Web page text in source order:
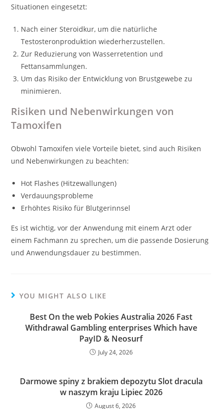
Situationen eingesetzt:
Nach einer Steroidkur, um die natürliche
Testosteronproduktion wiederherzustellen.
Zur Reduzierung von Wasserretention und
Fettansammlungen.
Um das Risiko der Entwicklung von Brustgewebe zu
minimieren.
Risiken und Nebenwirkungen von
Tamoxifen
Obwohl Tamoxifen viele Vorteile bietet, sind auch Risiken
und Nebenwirkungen zu beachten:
Hot Flashes (Hitzewallungen)
Verdauungsprobleme
Erhöhtes Risiko für Blutgerinnsel
Es ist wichtig, vor der Anwendung mit einem Arzt oder
einem Fachmann zu sprechen, um die passende Dosierung
und Anwendungsdauer zu bestimmen.
YOU MIGHT ALSO LIKE
Best On the web Pokies Australia 2026 Fast
Withdrawal Gambling enterprises Which have
PayID & Neosurf
July 24, 2026
Darmowe spiny z brakiem depozytu Slot dracula
w naszym kraju Lipiec 2026
August 6, 2026